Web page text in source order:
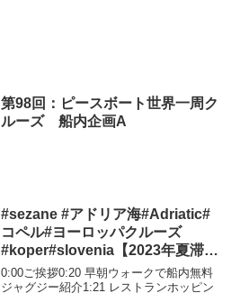
第98回：ピースボート世界一周ク
ルーズ 船内企画A
#sezane #アドリア海#Adriatic#
コペル#ヨーロッパクルーズ
#koper#slovenia【2023年夏滞在
中のスロベニアから♡】ベネチア
の影響が色濃く残る街♡船内セザ
0:00ご挨拶0:20 早朝ウォークで船内無料
ジャグジー紹介1:21 レストランホッピン